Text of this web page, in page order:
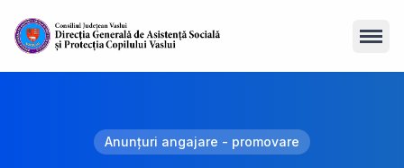
Anunțuri angajare - promovare